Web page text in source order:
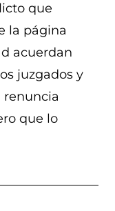
que
la página
acuerdan
juzgados y
renuncia
que lo